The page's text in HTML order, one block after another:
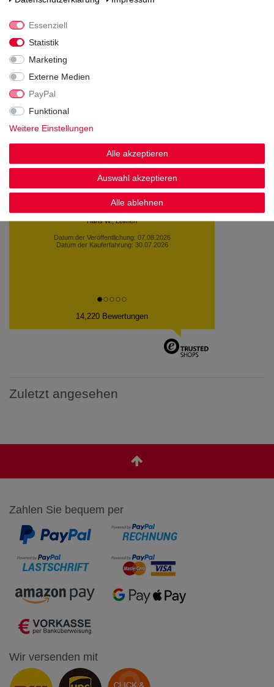
Noch sind keine Bewertungen vorhanden.
Kundenstimmen
Flaschen heil angekommen.
Hans W., Leimen
Datum der Veröffentlichung: 07.08.2026
Datum der Kauferfahrung: 30.07.2026
14,220 Bewertungen
Zuletzt angesehen
Zahlen Sie bequem per
Wir versenden mit
Essenziell
Statistik
Marketing
Externe Medien
PayPal
Funktional
Weitere Einstellungen
Alle akzeptieren
Auswahl akzeptieren
Alle ablehnen